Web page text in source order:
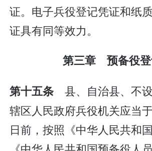
证。电子兵役登记凭证和纸
证具有同等效力。
第三章 预备役
第十五条县、自治县、不
辖区人民政府兵役机关应当
日前，按照《中华人民共和国